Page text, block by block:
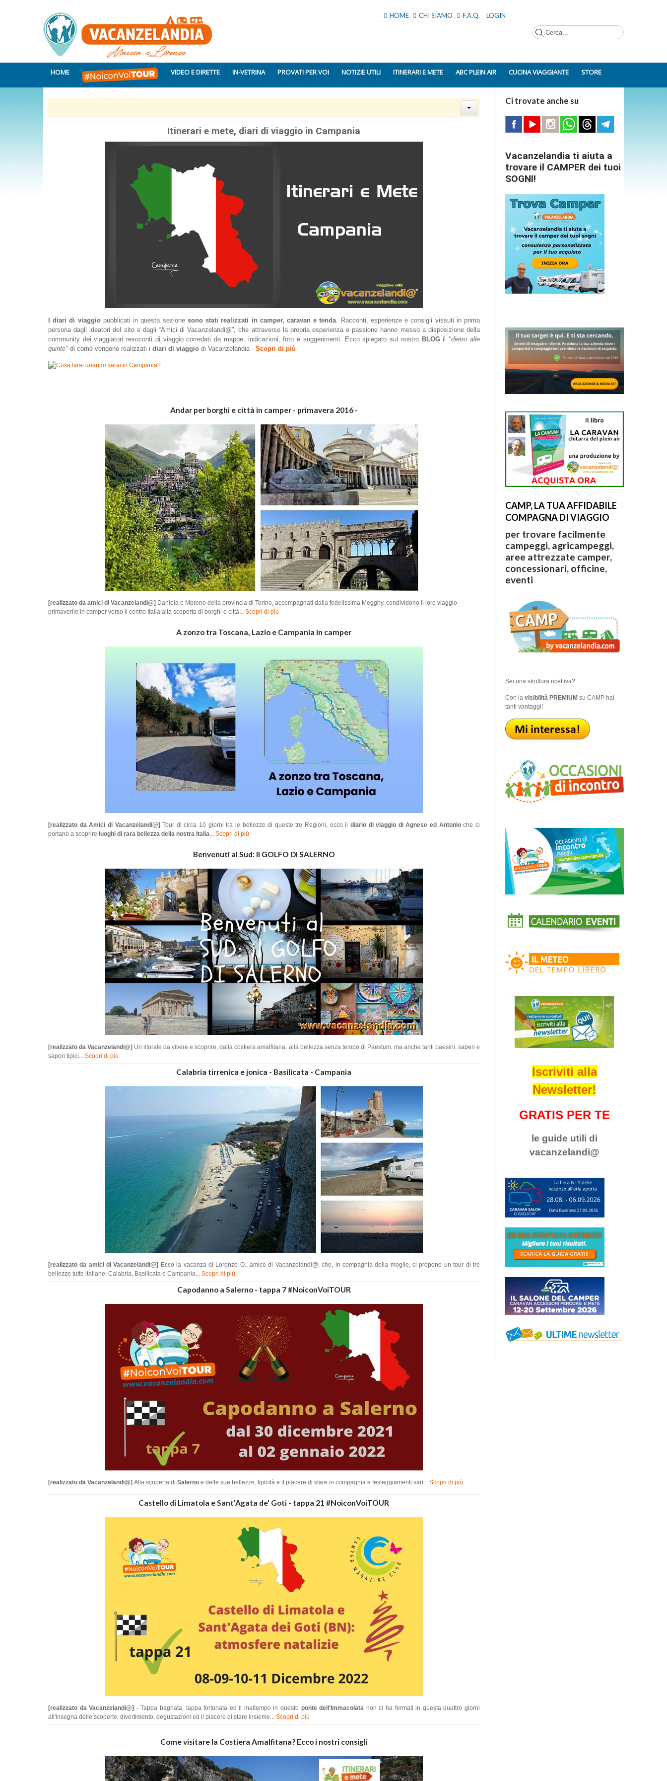
HOME CHI SIAMO F.A.Q. LOGIN
HOME VIDEO E DIRETTE IN-VETRINA PROVATI PER VOI NOTIZIE UTILI ITINERARI E METE ABC PLEIN AIR CUCINA VIAGGIANTE STORE
Itinerari e mete, diari di viaggio in Campania
I diari di viaggiopubblicati in questa sezione sono stati realizzati in camper, caravan e tenda. Racconti, esperienze e consigli vissuti in prima
persona dagli ideatori del sito e dagli “Amici di Vacanzelandi@”, che attraverso la propria esperienza e passione hanno messo a disposizione della
community dei viaggiatori resoconti di viaggio corredati da mappe, indicazioni, foto e suggerimenti. Ecco spiegato sul nostro BLOGil "dietro alle
quinte" di come vengono realizzati i diari di viaggio di Vacanzelandia - Scopri di più
Andar per borghi e città in camper - primavera 2016 -
[realizzato da amici di Vacanzelandi@] Daniela e Moreno della provincia di Torino, accompagnati dalla fedelissima Megghy, condividono il loro viaggio
primaverile in camper verso il centro Italia alla scoperta di borghi e città... Scopri di più
A zonzo tra Toscana, Lazio e Campania in camper
[realizzato da Amici di Vacanzelandi@] Tour di circa 10 giorni tra le bellezze di queste tre Regioni, ecco il diario di viaggio di Agnese ed Antonioche ci
portano a scoprire luoghi di rara bellezza della nostra Italia... Scopri di più
Benvenuti al Sud: il GOLFO DI SALERNO
[realizzato da Vacanzelandi@] Un litorale da vivere e scoprire, dalla costiera amalfitana, alla bellezza senza tempo di Paestum, ma anche tanti paesini, saperi e
sapori tipici... Scopri di più
Calabria tirrenica e jonica - Basilicata - Campania
[realizzato da amici di Vacanzelandi@]
Ecco la vacanza di Lorenzo O., amico di Vacanzelandi@, che, in compagnia della moglie, ci propone un tour di tre
bellezze tutte italiane: Calabria, Basilicata e Campania... Scopri di più
Capodanno a Salerno - tappa 7 #NoiconVoiTOUR
[realizzato da Vacanzelandi@] Alla scoperta di Salerno e delle sue bellezze, tipicità e il piacere di stare in compagnia e festeggiamenti vari... Scopri di più
Castello di Limatola e Sant'Agata de' Goti - tappa 21 #NoiconVoiTOUR
[realizzato da Vacanzelandi@] - Tappa bagnata, tappa fortunata ed il maltempo in questo ponte dell'Immacolata non ci ha fermati in questa quattro giorni
all'insegna delle scoperte, divertimento, degustazioni ed il piacere di stare insieme... Scopri di più
Come visitare la Costiera Amalfitana? Ecco i nostri consigli
Ci trovate anche su
Vacanzelandia ti aiuta a
trovare il CAMPER dei tuoi
SOGNI!
CAMP, LA TUA AFFIDABILE
COMPAGNA DI VIAGGIO
per trovare facilmente
campeggi, agricampeggi,
aree attrezzate camper,
concessionari, officine,
eventi
Sei una struttura ricettiva?
Con la visibilità PREMIUMsu CAMP hai
tanti vantaggi!
Iscriviti alla
Newsletter!
GRATIS PER TE
le guide utili di
vacanzelandi@